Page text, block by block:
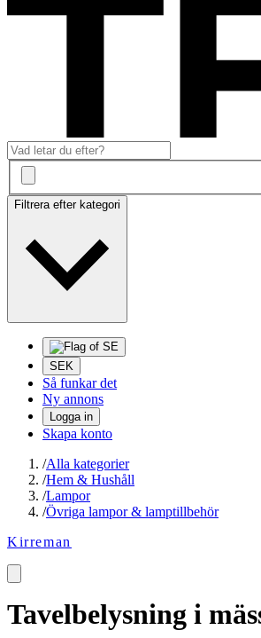
Filtrera efter kategori
SEK
Så funkar det
Ny annons
Logga in
Skapa konto
/Alla kategorier
/Hem & Hushåll
/Lampor
/Övriga lampor & lamptillbehör
Kirreman
Tavelbelysning i